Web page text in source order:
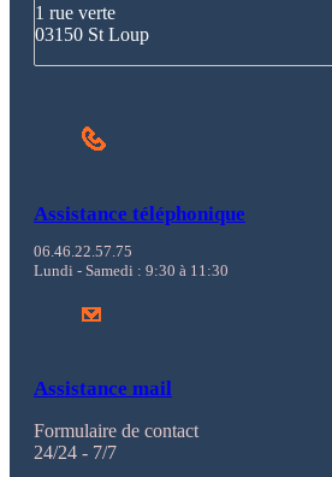
1 rue verte
03150 St Loup
Assistance téléphonique
06.46.22.57.75
Lundi - Samedi : 9:30 à 11:30
Assistance mail
Formulaire de contact
24/24 - 7/7